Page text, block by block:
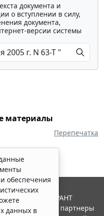
документа и
о вступлении в силу,
документа,
версии системы
материалы
Перепечатка
обеспечения
данных в
Система ГАРАНТ
"Гарант" и ее партнеры